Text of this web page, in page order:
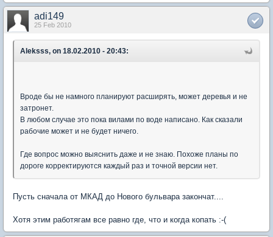
adi149
25 Feb 2010
Aleksss, on 18.02.2010 - 20:43:
Вроде бы не намного планируют расширять, может деревья и не
затронет.
В любом случае это пока вилами по воде написано. Как сказали
рабочие может и не будет ничего.
Где вопрос можно выяснить даже и не знаю. Похоже планы по
дороге корректируются каждый раз и точной версии нет.
Пусть сначала от МКАД до Нового бульвара закончат....
Хотя этим работягам все равно где, что и когда копать :-(